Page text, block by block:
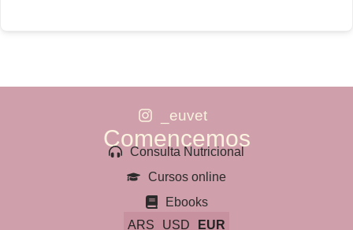
_euvet
Comencemos
Consulta Nutricional
Cursos online
Ebooks
ARS
USD EUR